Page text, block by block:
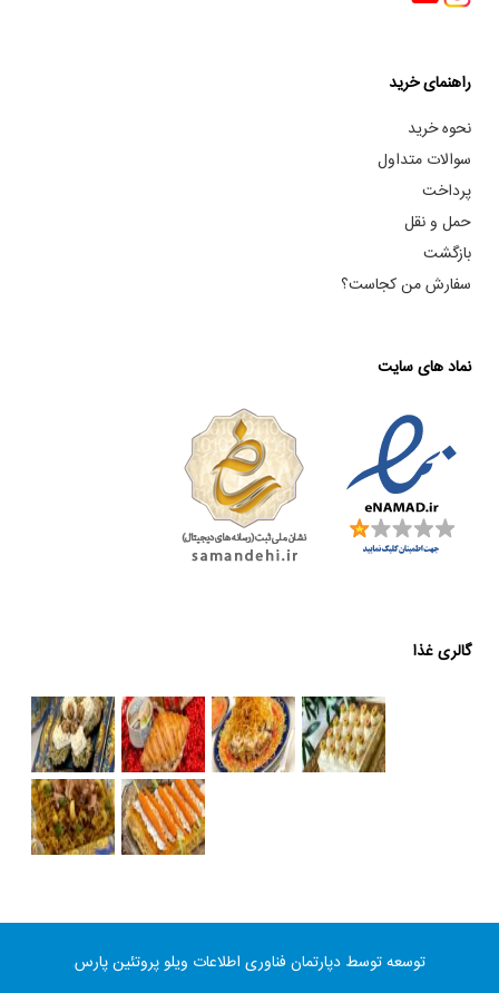
راهنمای خرید
نحوه خرید
سوالات متداول
پرداخت
حمل و نقل
بازگشت
سفارش من کجاست؟
نماد های سایت
گالری غذا
توسعه توسط دپارتمان فناوری اطلاعات ویلو پروتئین پارس